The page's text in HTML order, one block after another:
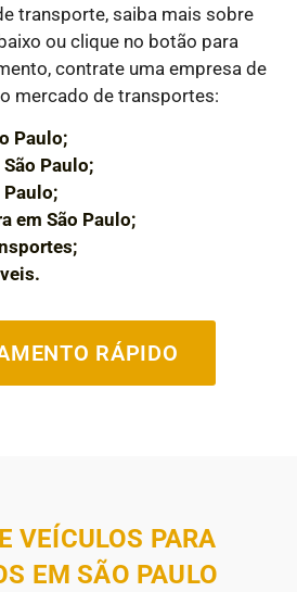
transporte, saiba mais sobre
ou clique no botão para
contrate uma empresa de
mercado de transportes:
Paulo;
Paulo;
Paulo;
em São Paulo;
RÁPIDO
VEÍCULOS PARA
EM SÃO PAULO